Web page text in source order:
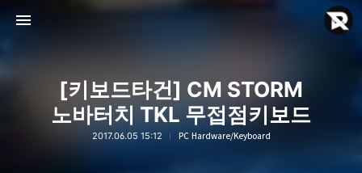
[키보드타건] CM STORM
노바터치 TKL 무접점키보드
2017.06.05 15:12 PC Hardware/Keyboard